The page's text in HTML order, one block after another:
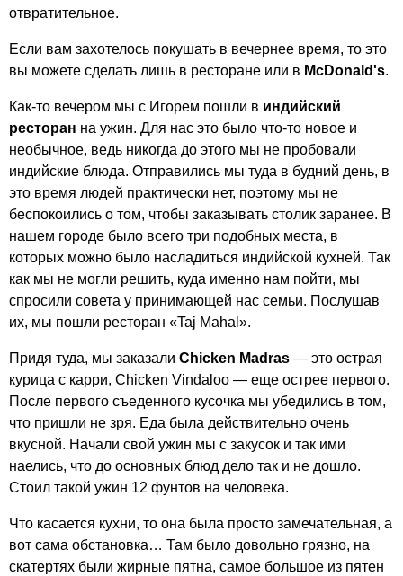
отвратительное.
Если вам захотелось покушать в вечернее время, то это
вы можете сделать лишь в ресторане или в McDonald's.
Как-то вечером мы с Игорем пошли в индийский
ресторан на ужин. Для нас это было что-то новое и
необычное, ведь никогда до этого мы не пробовали
индийские блюда. Отправились мы туда в будний день, в
это время людей практически нет, поэтому мы не
беспокоились о том, чтобы заказывать столик заранее. В
нашем городе было всего три подобных места, в
которых можно было насладиться индийской кухней. Так
как мы не могли решить, куда именно нам пойти, мы
спросили совета у принимающей нас семьи. Послушав
их, мы пошли ресторан «Taj Mahal ».
Придя туда, мы заказали Chicken Madras — это острая
курица с карри, Chicken Vindaloo — еще острее первого.
После первого съеденного кусочка мы убедились в том,
что пришли не зря. Еда была действительно очень
вкусной. Начали свой ужин мы с закусок и так ими
наелись, что до основных блюд дело так и не дошло.
Стоил такой ужин 12 фунтов на человека.
Что касается кухни, то она была просто замечательная, а
вот сама обстановка… Там было довольно грязно, на
скатертях были жирные пятна, самое большое из пятен